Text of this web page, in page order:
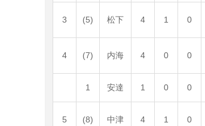
3 (5) 松下 4 1 0
4 (7) 内海 4 0 0
1 安達 1 0 0
5 (8) 中津 4 1 0